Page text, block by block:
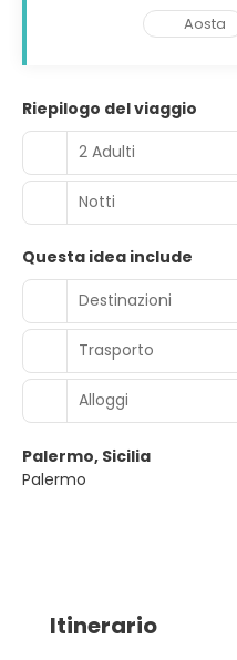
Aosta
Riepilogo del viaggio
2 Adulti
Notti
Questa idea include
Destinazioni
Trasporto
Alloggi
Palermo, Sicilia
Palermo
Itinerario